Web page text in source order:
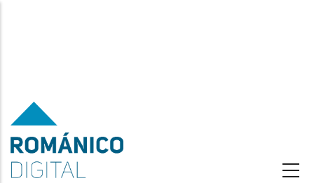
contenido
principal